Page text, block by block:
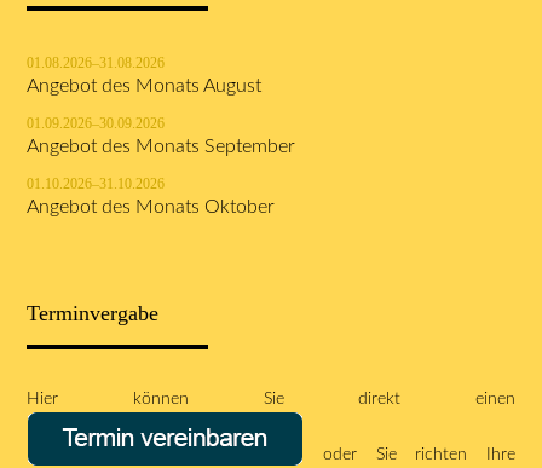
01.08.2026–31.08.2026
Angebot des Monats August
01.09.2026–30.09.2026
Angebot des Monats September
01.10.2026–31.10.2026
Angebot des Monats Oktober
Terminvergabe
Hier können Sie direkt einen
oder Sie richten Ihre